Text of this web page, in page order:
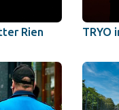
Rien
TRYO